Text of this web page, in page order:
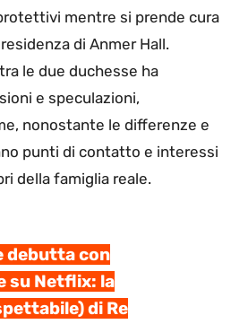
mentre si prende cura
di Anmer Hall.
tra le due duchesse ha
e speculazioni,
nonostante le differenze e
punti di contatto e interessi
della famiglia reale.
debutta con
su Netflix: la
di Re